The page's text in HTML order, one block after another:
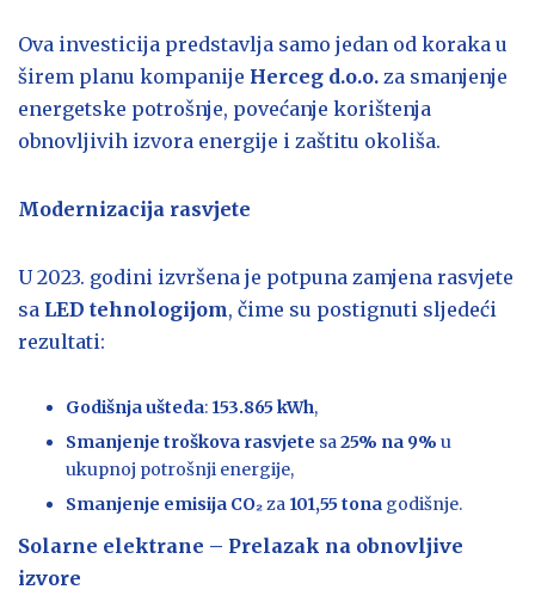
Ova investicija predstavlja samo jedan od koraka u
širem planu kompanije Herceg d.o.o. za smanjenje
energetske potrošnje, povećanje korištenja
obnovljivih izvora energije i zaštitu okoliša.
Modernizacija rasvjete
U 2023. godini izvršena je potpuna zamjena rasvjete
sa LED tehnologijom, čime su postignuti sljedeći
rezultati:
Godišnja ušteda: 153.865 kWh,
Smanjenje troškova rasvjete sa25% na 9% u
ukupnoj potrošnji energije,
Smanjenje emisija CO₂za 101,55 tona godišnje.
Solarne elektrane – Prelazak na obnovljive
izvore